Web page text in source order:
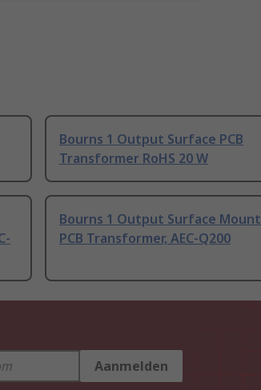
Bourns 1 Output Surface PCB
Transformer RoHS 20 W
Bourns 1 Output Surface Mount
PCB Transformer, AEC-Q200
Aanmelden